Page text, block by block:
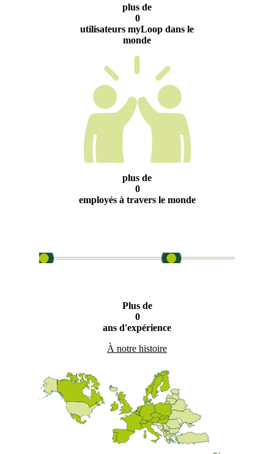
plus de
0
utilisateurs myLoop dans le
monde
plus de
0
employés à travers le monde
Plus de
0
ans d'expérience
À notre histoire